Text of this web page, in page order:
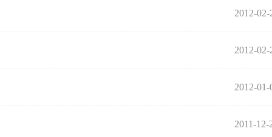
2012-02-
2012-02-
2012-01-
2011-12-